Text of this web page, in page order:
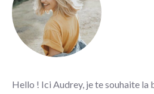
Hello ! Ici Audrey, je te souhaite la